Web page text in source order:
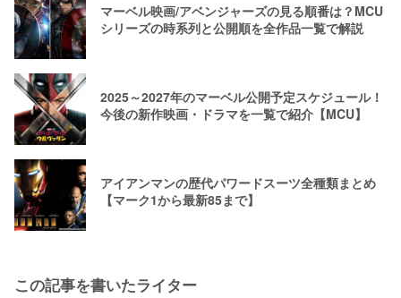
マーベル映画/アベンジャーズの見る順番は？MCU
シリーズの時系列と公開順を全作品一覧で解説
2025～2027年のマーベル公開予定スケジュール！
今後の新作映画・ドラマを一覧で紹介【MCU】
アイアンマンの歴代パワードスーツ全種類まとめ
【マーク1から最新85まで】
この記事を書いたライター